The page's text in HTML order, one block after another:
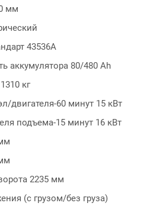
мм
43536А
аккумулятора 80/480 Ah
кг
двигателя-60 минут 15 кВт
подъема-15 минут 16 кВт
2235 мм
(с грузом/без груза)